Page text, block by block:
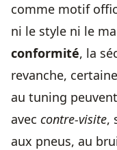
comme motif
ni le style ni le
conformité, la
revanche,
au tuning
avec contre-visite,
aux pneus, au